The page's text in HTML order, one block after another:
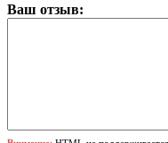
Ваш отзыв: